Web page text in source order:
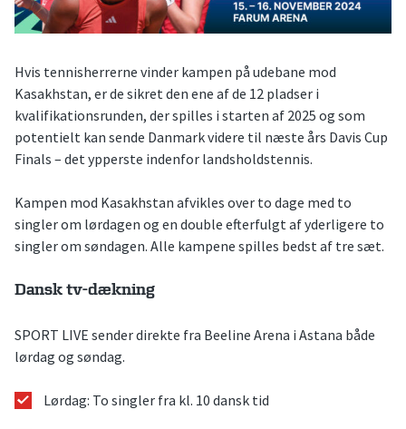
Hvis tennisherrerne vinder kampen på udebane mod
Kasakhstan, er de sikret den ene af de 12 pladser i
kvalifikationsrunden, der spilles i starten af 2025 og som
potentielt kan sende Danmark videre til næste års Davis Cup
Finals – det ypperste indenfor landsholdstennis.
Kampen mod Kasakhstan afvikles over to dage med to
singler om lørdagen og en double efterfulgt af yderligere to
singler om søndagen. Alle kampene spilles bedst af tre sæt.
Dansk tv-dækning
SPORT LIVE sender direkte fra Beeline Arena i Astana både
lørdag og søndag.
Lørdag: To singler fra kl. 10 dansk tid